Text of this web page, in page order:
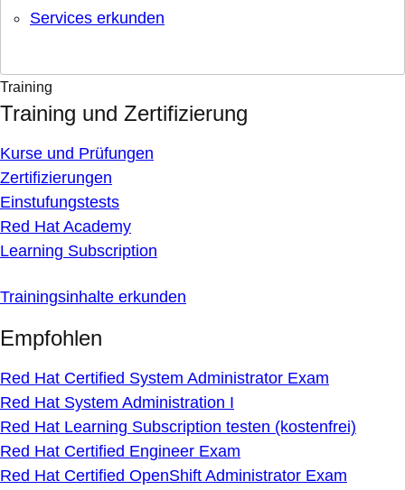
Services erkunden
Training
Training und Zertifizierung
Kurse und Prüfungen
Zertifizierungen
Einstufungstests
Red Hat Academy
Learning Subscription
Trainingsinhalte erkunden
Empfohlen
Red Hat Certified System Administrator Exam
Red Hat System Administration I
Red Hat Learning Subscription testen (kostenfrei)
Red Hat Certified Engineer Exam
Red Hat Certified OpenShift Administrator Exam